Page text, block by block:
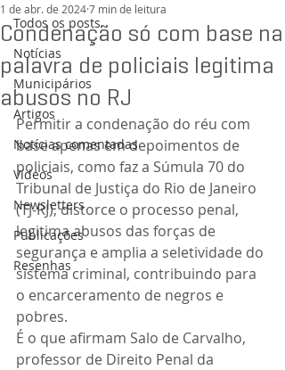
Todos os posts
Notícias
Municipários
Artigos
Notícias comentadas
Vídeos
Newsletters
Publicações
Resenhas
Condenação só com base na
palavra de policiais legitima
abusos no RJ
1 de abr. de 20247 min de leitura
Permitir a condenação do réu com
base apenas em depoimentos de
policiais, como faz a Súmula 70 do
Tribunal de Justiça do Rio de Janeiro
(TJ-RJ), distorce o processo penal,
legitima abusos das forças de
segurança e amplia a seletividade do
sistema criminal, contribuindo para
o encarceramento de negros e
pobres.
É o que afirmam Salo de Carvalho,
professor de Direito Penal da